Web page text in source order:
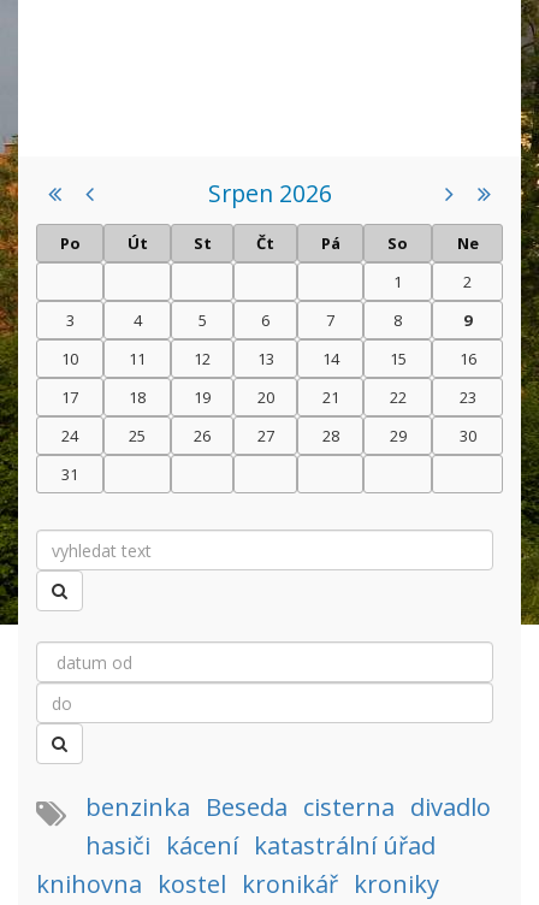
Srpen 2026
Po Út St Čt Pá So
Ne
1
2
3
4 5 6 7 8
9
10
11 12 13 14 15
16
17
18 19 20 21 22
23
24
25 26 27 28 29
30
31
benzinka Beseda cisterna divadlo
hasiči kácení katastrální úřad
knihovna kostel kronikář kroniky